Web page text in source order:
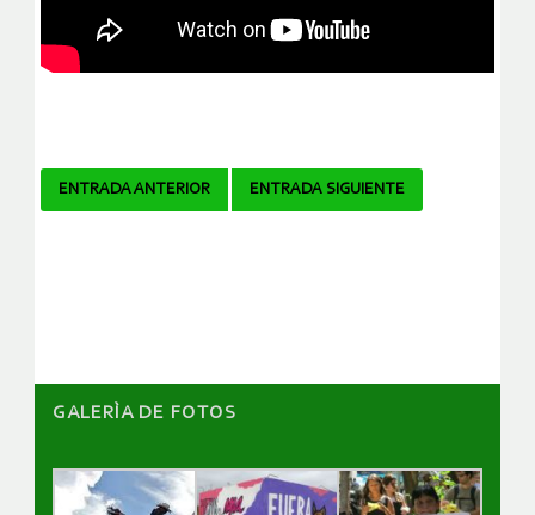
Navegador
ENTRADA ANTERIOR ENTRADA SIGUIENTE
GALERÌA DE FOTOS